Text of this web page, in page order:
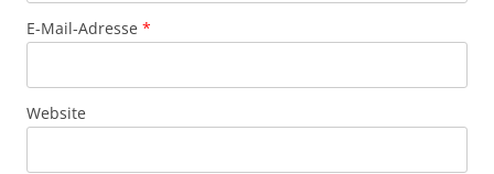
E-Mail-Adresse *
Website